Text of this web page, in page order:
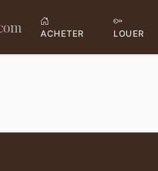
ACHETER LOUER